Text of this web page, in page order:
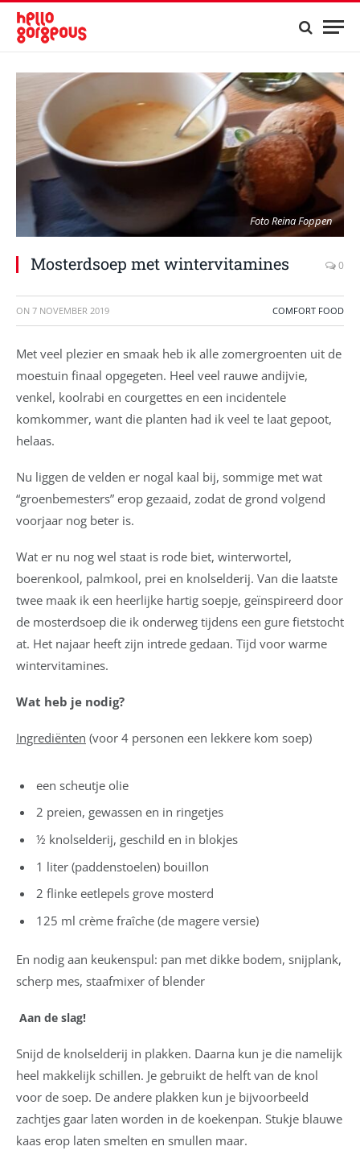
Foto Reina Foppen
Mosterdsoep met wintervitamines 0
ON 7 NOVEMBER 2019 COMFORT FOOD
Met veel plezier en smaak heb ik alle zomergroenten uit de
moestuin finaal opgegeten. Heel veel rauwe andijvie,
venkel, koolrabi en courgettes en een incidentele
komkommer, want die planten had ik veel te laat gepoot,
helaas.
Nu liggen de velden er nogal kaal bij, sommige met wat
“groenbemesters” erop gezaaid, zodat de grond volgend
voorjaar nog beter is.
Wat er nu nog wel staat is rode biet, winterwortel,
boerenkool, palmkool, prei en knolselderij. Van die laatste
twee maak ik een heerlijke hartig soepje, geïnspireerd door
de mosterdsoep die ik onderweg tijdens een gure fietstocht
at. Het najaar heeft zijn intrede gedaan. Tijd voor warme
wintervitamines.
Wat heb je nodig?
Ingrediënten (voor 4 personen een lekkere kom soep)
een scheutje olie
2 preien, gewassen en in ringetjes
½ knolselderij, geschild en in blokjes
1 liter (paddenstoelen) bouillon
2 flinke eetlepels grove mosterd
125 ml crème fraîche (de magere versie)
En nodig aan keukenspul: pan met dikke bodem, snijplank,
scherp mes, staafmixer of blender
Aan de slag!
Snijd de knolselderij in plakken. Daarna kun je die namelijk
heel makkelijk schillen. Je gebruikt de helft van de knol
voor de soep. De andere plakken kun je bijvoorbeeld
zachtjes gaar laten worden in de koekenpan. Stukje blauwe
kaas erop laten smelten en smullen maar.